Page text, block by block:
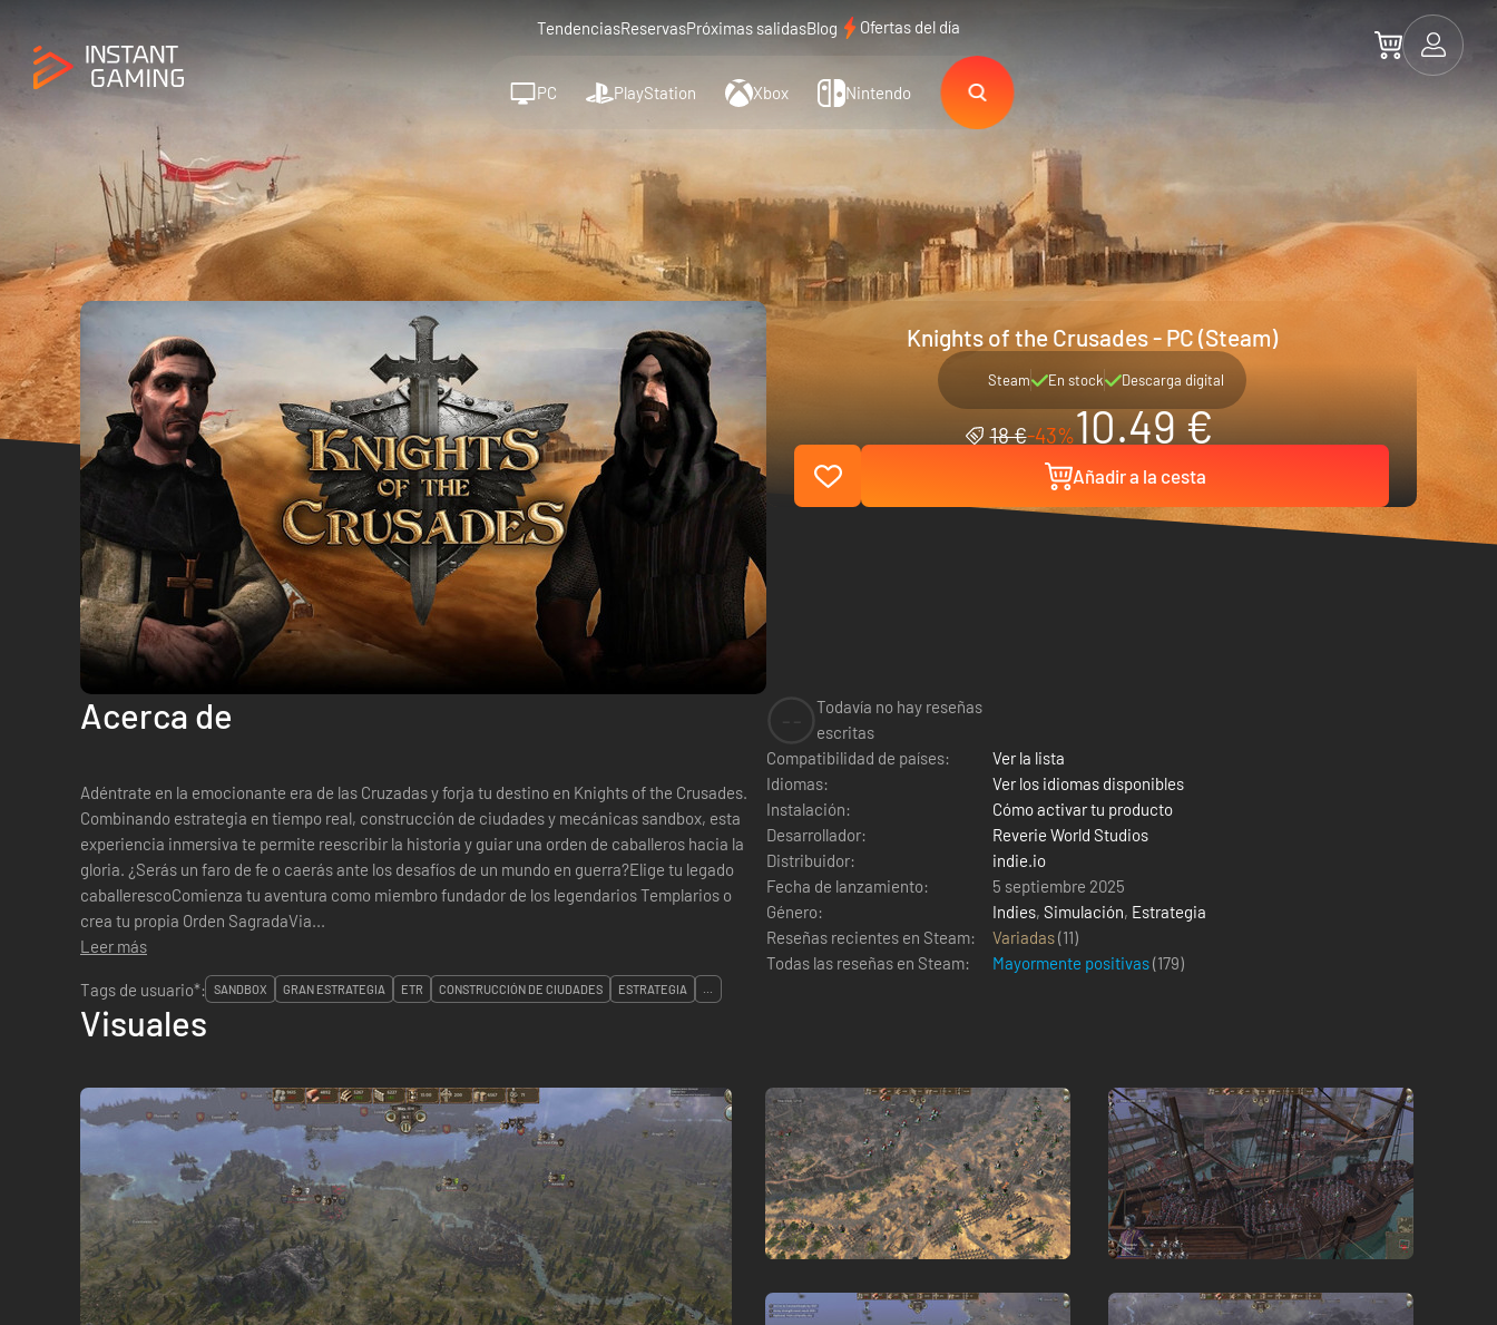
TendenciasReservasPróximas salidasBlog Ofertas del día
PC PlayStation Xbox Nintendo
Knights of the Crusades - PC (Steam)
Steam En stock Descarga digital
18 €-43%10.49 €
Añadir a la cesta
Acerca de
Adéntrate en la emocionante era de las Cruzadas y forja tu destino en Knights of the Crusades.
Combinando estrategia en tiempo real, construcción de ciudades y mecánicas sandbox, esta
experiencia inmersiva te permite reescribir la historia y guiar una orden de caballeros hacia la
gloria. ¿Serás un faro de fe o caerás ante los desafíos de un mundo en guerra?Elige tu legado
caballerescoComienza tu aventura como miembro fundador de los legendarios Templarios o
crea tu propia Orden SagradaVia...
Leer más
Todavía no hay reseñas
escritas
Compatibilidad de países:
Ver la lista
Idiomas:
Ver los idiomas disponibles
Instalación:
Cómo activar tu producto
Desarrollador:
Reverie World Studios
Distribuidor:
indie.io
Fecha de lanzamiento:
5 septiembre 2025
Género:
Indies, Simulación, Estrategia
Reseñas recientes en Steam:
Variadas(11)
Todas las reseñas en Steam:
Mayormente positivas(179)
Tags de usuario*:
SANDBOX GRAN ESTRATEGIA ETR CONSTRUCCIÓN DE CIUDADES ESTRATEGIA ...
Visuales